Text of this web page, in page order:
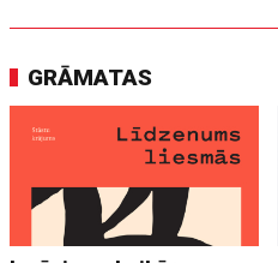
GRĀMATAS